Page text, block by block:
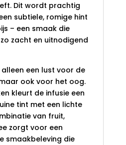
Dit wordt prachtig
subtiele, romige hint
– een smaak die
zacht en uitnodigend
alleen een lust voor de
ook voor het oog.
kleurt de infusie een
tint met een lichte
van fruit,
zorgt voor een
smaakbeleving die